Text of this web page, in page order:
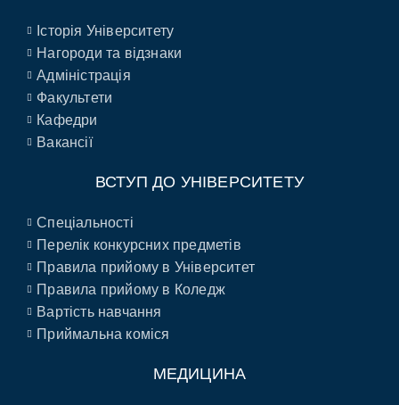
Історія Університету
Нагороди та відзнаки
Адміністрація
Факультети
Кафедри
Вакансії
ВСТУП ДО УНІВЕРСИТЕТУ
Спеціальності
Перелік конкурсних предметів
Правила прийому в Університет
Правила прийому в Коледж
Вартість навчання
Приймальна коміся
МЕДИЦИНА